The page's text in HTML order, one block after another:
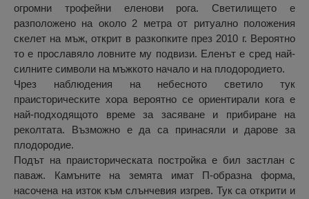
огромни трофейни еленови рога. Светилището е
разположено на около 2 метра от ритуално положения
скелет на мъж, открит в разкопките през 2010 г. Вероятно
то е прославяло ловните му подвизи. Еленът е сред най-
силните символи на мъжкото начало и на плодородието.
Чрез наблюдения на небесното светило тук
праисторическите хора вероятно се ориентирали кога е
най-подходящото време за засяване и прибиране на
реколтата. Възможно е да са принасяли и дарове за
плодородие.
Подът на праисторическата постройка е бил застлан с
паваж. Камъните на земята имат П-образна форма,
насочена на изток към слънчевия изгрев. Тук са открити и